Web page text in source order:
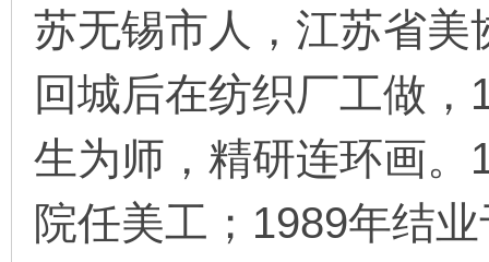
苏无锡市人，江苏省
回城后在纺织厂工做
生为师，精研连环画
院任美工；1989年结